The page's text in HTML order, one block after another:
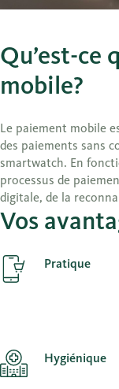
Qu’est-ce
mobile?
Le paiement mobile
des paiements sans
smartwatch. En
processus de
digitale, de la
Vos
Pratique
Hygiénique